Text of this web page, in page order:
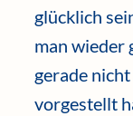
glücklich
man wieder
gerade
vorgestellt